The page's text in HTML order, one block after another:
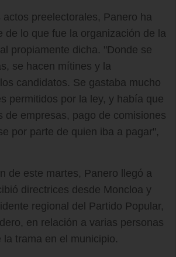
preelectorales, Panero ha
de lo que fue la organización de la
propiamente dicha. "Donde se
se hacen mítines y la
candidatos. Se gastaba mucho
permitidos por la ley, y había que
de empresas, pago de comisiones
por parte de quien iba a pagar",
de este martes, Panero llegó a
directrices desde Moncloa y
regional del Partido Popular,
en relación a varias personas
trama en el municipio.